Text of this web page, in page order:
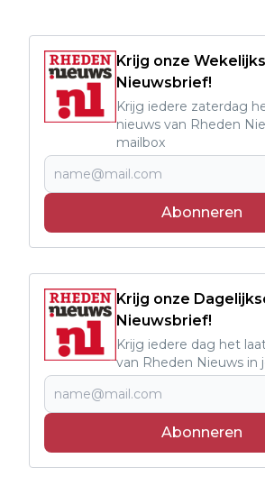
Krijg onze
Nieuwsbrief!
Krijg iedere zaterdag
nieuws van Rheden
mailbox
Abonneren
Krijg onze
Nieuwsbrief!
Krijg iedere dag het
van Rheden Nieuws in
Abonneren